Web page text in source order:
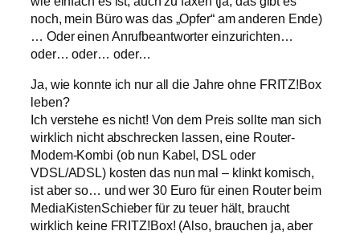
noch, mein Büro was das „Opfer“ am anderen Ende)
… Oder einen Anrufbeantworter einzurichten…
oder… oder… oder…
Ja, wie konnte ich nur all die Jahre ohne FRITZ!Box
leben?
Ich verstehe es nicht! Von dem Preis sollte man sich
wirklich nicht abschrecken lassen, eine Router-
Modem-Kombi (ob nun Kabel, DSL oder
VDSL/ADSL) kosten das nun mal – klinkt komisch,
ist aber so… und wer 30 Euro für einen Router beim
MediaKistenSchieber für zu teuer hält, braucht
wirklich keine FRITZ!Box! (Also, brauchen ja, aber